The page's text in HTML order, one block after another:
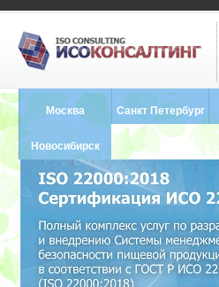
Москва Санкт Петербург
8 (812) 748-2493
Новосибирск
8 (383) 227-8449